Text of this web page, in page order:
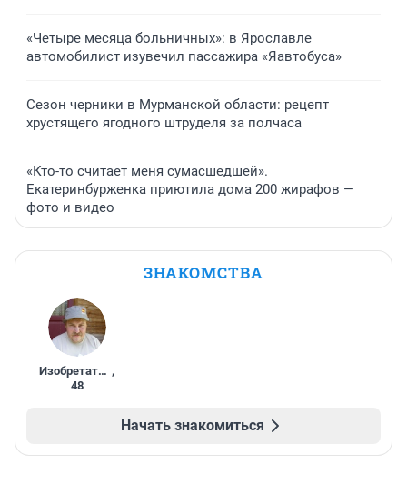
«Четыре месяца больничных»: в Ярославле
автомобилист изувечил пассажира «Яавтобуса»
Сезон черники в Мурманской области: рецепт
хрустящего ягодного штруделя за полчаса
«Кто-то считает меня сумасшедшей».
Екатеринбурженка приютила дома 200 жирафов —
фото и видео
ЗНАКОМСТВА
Изобретатель ,
48
Начать знакомиться